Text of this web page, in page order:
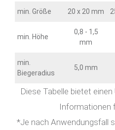
min. Größe 20 x 20 mm
min. Höhe
0,8 - 1,5
mm
min.
Biegeradius
5,0 mm
Diese Tabelle bietet
Informationen
*Je nach Anwendungsfall